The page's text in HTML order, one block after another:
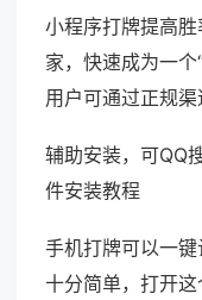
小程序打牌提高
家，快速成为一
用户可通过正规渠
辅助安装，可QQ
件安装教程
手机打牌可以一
十分简单，打开